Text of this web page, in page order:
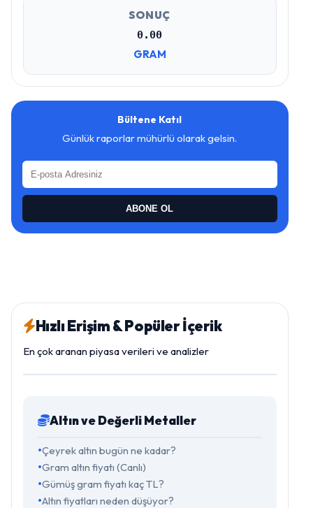
SONUÇ
0.00
GRAM
Bültene Katıl
Günlük raporlar mühürlü olarak gelsin.
ABONE OL
Hızlı Erişim & Popüler İçerik
En çok aranan piyasa verileri ve analizler
Altın ve Değerli Metaller
Çeyrek altın bugün ne kadar?
Gram altın fiyatı (Canlı)
Gümüş gram fiyatı kaç TL?
Altın fiyatları neden düşüyor?